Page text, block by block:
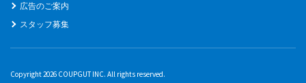
広告のご案内
スタッフ募集
Copyright 2026 COUPGUT INC. All rights reserved.